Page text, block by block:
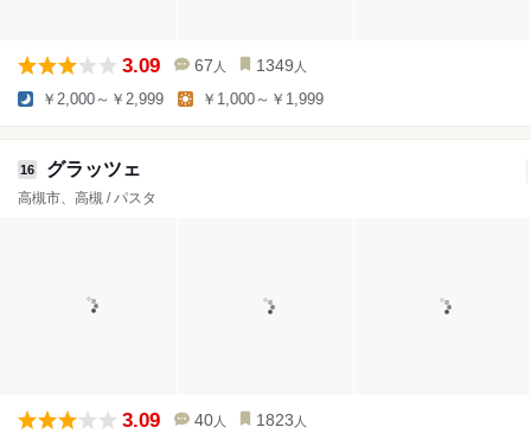
3.09 67 人 1349 人
￥2,000～￥2,999 ￥1,000～￥1,999
16 グラッツェ
高槻市、高槻 / パスタ
3.09 40 人 1823 人